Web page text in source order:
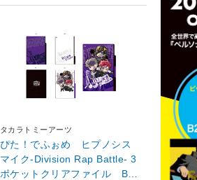
タカラトミーアーツ
ぴた！でふぉめ ヒプノシス
マイク-Division Rap Battle- 3
ポケットクリアファイル Ba